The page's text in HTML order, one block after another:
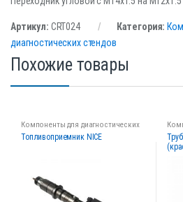
Артикул: CRT024 Категория:
диагностических стендов
Похожие товары
Компоненты для диагностических
стендов
Топливоприемник NICE